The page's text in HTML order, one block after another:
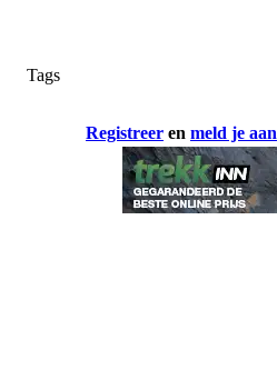
Tags
Registreer en meld je aan